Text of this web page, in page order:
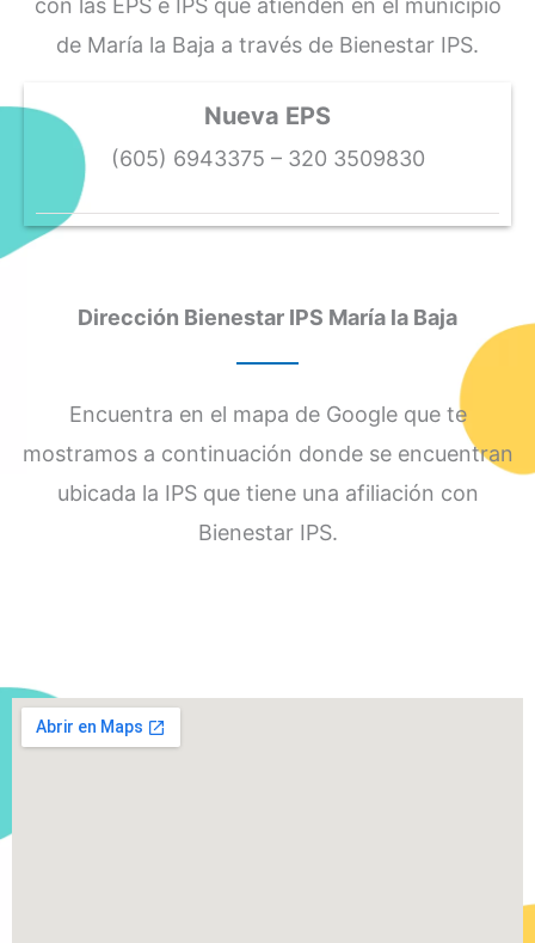
con las EPS e IPS que atienden en el municipio
de María la Baja a través de Bienestar IPS.
Nueva EPS
(605) 6943375 – 320 3509830
Dirección Bienestar IPS María la Baja
Encuentra en el mapa de Google que te
mostramos a continuación donde se encuentran
ubicada la IPS que tiene una afiliación con
Bienestar IPS.